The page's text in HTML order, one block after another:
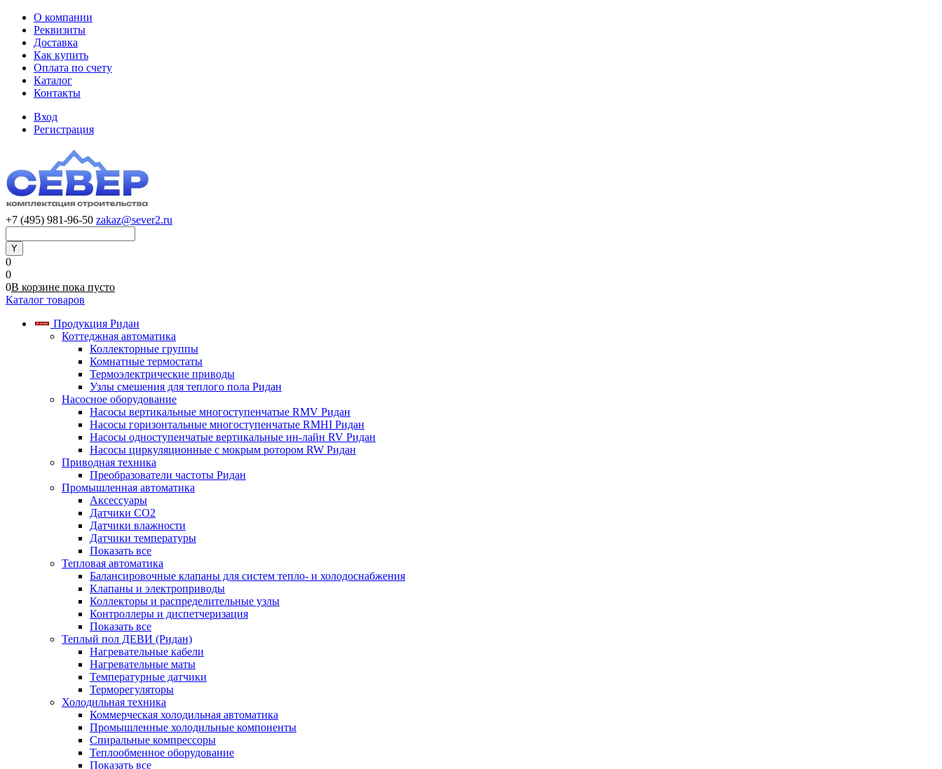
О компании
Реквизиты
Доставка
Как купить
Оплата по счету
Каталог
Контакты
Вход
Регистрация
+7 (495) 981-96-50 zakaz@sever2.ru
0
0
0В корзине пока пусто
Каталог товаров
Продукция Ридан
Коттеджная автоматика
Коллекторные группы
Комнатные термостаты
Термоэлектрические приводы
Узлы смешения для теплого пола Ридан
Насосное оборудование
Насосы вертикальные многоступенчатые RMV Ридан
Насосы горизонтальные многоступенчатые RMHI Ридан
Насосы одноступенчатые вертикальные ин-лайн RV Ридан
Насосы циркуляционные с мокрым ротором RW Ридан
Приводная техника
Преобразователи частоты Ридан
Промышленная автоматика
Аксессуары
Датчики CO2
Датчики влажности
Датчики температуры
Показать все
Тепловая автоматика
Балансировочные клапаны для систем тепло- и холодоснабжения
Клапаны и электроприводы
Коллекторы и распределительные узлы
Контроллеры и диспетчеризация
Показать все
Теплый пол ДЕВИ (Ридан)
Нагревательные кабели
Нагревательные маты
Температурные датчики
Терморегуляторы
Холодильная техника
Коммерческая холодильная автоматика
Промышленные холодильные компоненты
Спиральные компрессоры
Теплообменное оборудование
Показать все